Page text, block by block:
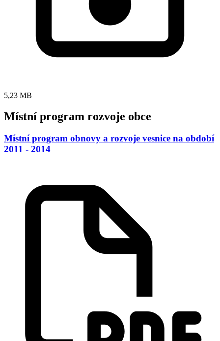
5,23 MB
Místní program rozvoje obce
Místní program obnovy a rozvoje vesnice na období
2011 - 2014